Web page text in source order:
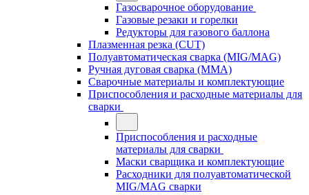
Газосварочное оборудование
Газовые резаки и горелки
Редукторы для газового баллона
Плазменная резка (CUT)
Полуавтоматическая сварка (MIG/MAG)
Ручная дуговая сварка (MMA)
Сварочные материалы и комплектующие
Приспособления и расходные материалы для
сварки
Приспособления и расходные
материалы для сварки
Маски сварщика и комплектующие
Расходники для полуавтоматической
MIG/MAG сварки